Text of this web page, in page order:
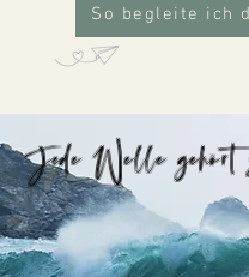
So begleite ich
Jede Welle